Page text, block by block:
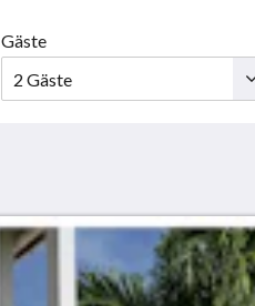
Gäste